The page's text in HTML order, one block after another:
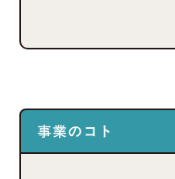
事業のコト